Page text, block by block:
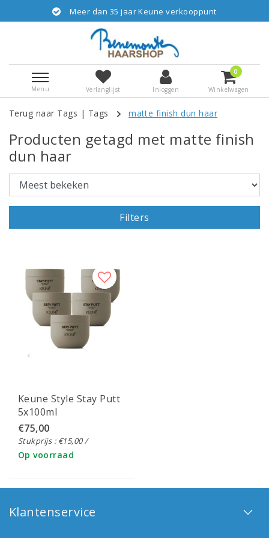
Meer dan 35 jaar Keune verkooppunt
Menu Verlanglijst Inloggen
0
Winkelwagen
Terug naar Tags | Tags matte finish dun haar
Producten getagd met matte finish
dun haar
Filters
Keune Style Stay Putt
5x100ml
€75,00
Stukprijs : €15,00 /
Op voorraad
Klantenservice